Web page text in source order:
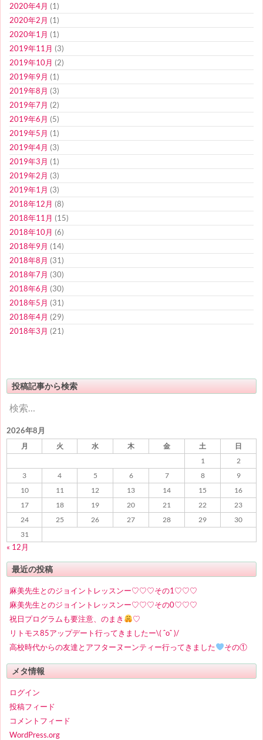
2020年4月 (1)
2020年2月 (1)
2020年1月 (1)
2019年11月 (3)
2019年10月 (2)
2019年9月 (1)
2019年8月 (3)
2019年7月 (2)
2019年6月 (5)
2019年5月 (1)
2019年4月 (3)
2019年3月 (1)
2019年2月 (3)
2019年1月 (3)
2018年12月 (8)
2018年11月 (15)
2018年10月 (6)
2018年9月 (14)
2018年8月 (31)
2018年7月 (30)
2018年6月 (30)
2018年5月 (31)
2018年4月 (29)
2018年3月 (21)
投稿記事から検索
検
索:
2026年8月
月 火 水 木 金 土
日
1
2
3
4 5 6 7 8
9
10
11 12 13 14 15
16
17
18 19 20 21 22
23
24
25 26 27 28 29
30
31
« 12月
最近の投稿
麻美先生とのジョイントレッスンー♡♡♡その1♡♡♡
麻美先生とのジョイントレッスンー♡♡♡その0♡♡♡
祝日プログラムも要注意、のまき
♡
リトモス85アップデート行ってきましたー\( ˆoˆ )/
高校時代からの友達とアフターヌーンティー行ってきました
その①
メタ情報
ログイン
投稿フィード
コメントフィード
WordPress.org